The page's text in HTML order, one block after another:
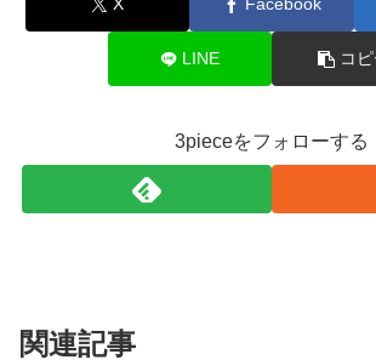
LINE コ
3pieceをフォローする
関連記事